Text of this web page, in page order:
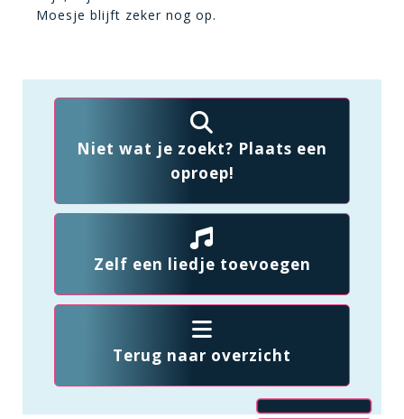
Moesje blijft zeker nog op.
Niet wat je zoekt? Plaats een
oproep!
Zelf een liedje toevoegen
Terug naar overzicht